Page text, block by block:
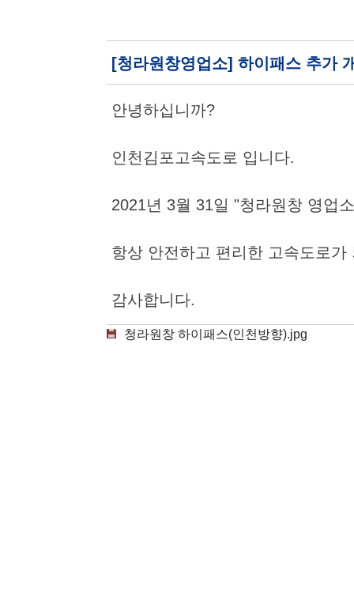
[청라원창영업소] 하이패스 추가
안녕하십니까?
인천김포고속도로 입니다.
2021년 3월 31일 "청라원창 영업
항상 안전하고 편리한 고속도로
감사합니다.
청라원창 하이패스(인천방향).jpg